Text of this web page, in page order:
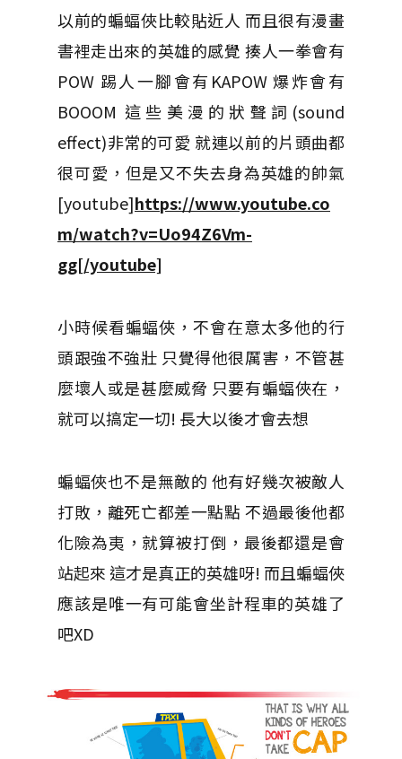
以前的蝙蝠俠比較貼近人 而且很有漫畫
書裡走出來的英雄的感覺 揍人一拳會有
POW 踢人一腳會有KAPOW 爆炸會有
BOOOM 這些美漫的狀聲詞(sound
effect)非常的可愛 就連以前的片頭曲都
很可愛，但是又不失去身為英雄的帥氣
[youtube]https://www.youtube.co
m/watch?v=Uo94Z6Vm-
gg[/youtube]
小時候看蝙蝠俠，不會在意太多他的行
頭跟強不強壯 只覺得他很厲害，不管甚
麼壞人或是甚麼威脅 只要有蝙蝠俠在，
就可以搞定一切! 長大以後才會去想
蝙蝠俠也不是無敵的 他有好幾次被敵人
打敗，離死亡都差一點點 不過最後他都
化險為夷，就算被打倒，最後都還是會
站起來 這才是真正的英雄呀! 而且蝙蝠俠
應該是唯一有可能會坐計程車的英雄了
吧XD